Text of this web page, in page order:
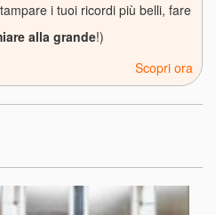
i tuoi ricordi più belli, fare
alla grande!)
Scopri ora